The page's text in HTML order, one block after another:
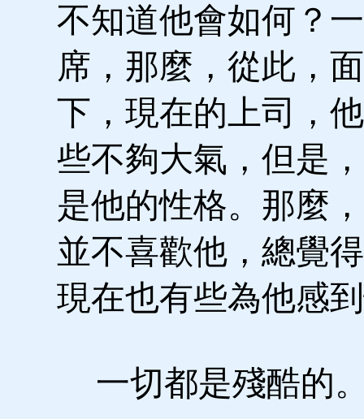
不知道他會如何？
席，那麼，從此，
下，現在的上司，
些不夠大氣，但是
是他的性格。那麼
並不喜歡他，總覺
現在也有些為他感
一切都是殘酷的